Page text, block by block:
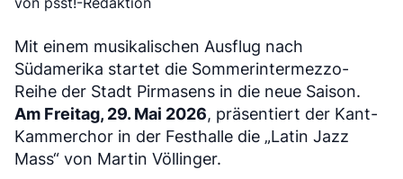
Mit einem musikalischen Ausflug nach
Südamerika startet die Sommerintermezzo-
Reihe der Stadt Pirmasens in die neue Saison.
Am Freitag, 29. Mai 2026, präsentiert der Kant-
Kammerchor in der Festhalle die „Latin Jazz
Mass“ von Martin Völlinger.